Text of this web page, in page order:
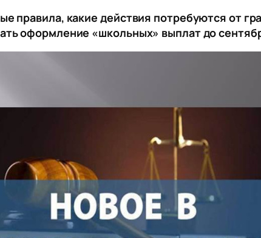
правила, какие действия потребуются от
оформление «школьных» выплат до